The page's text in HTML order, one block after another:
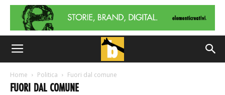
Home Politica Fuori dal comune
FUORI DAL COMUNE